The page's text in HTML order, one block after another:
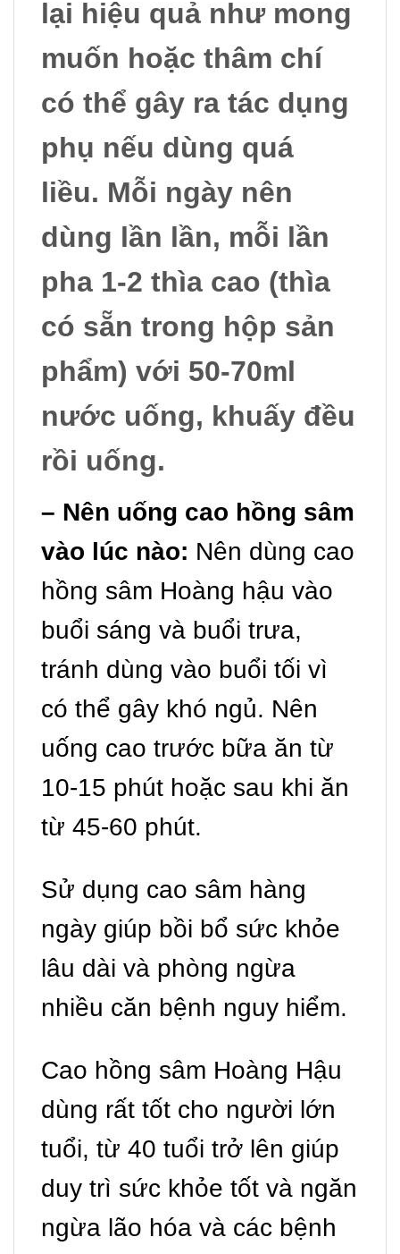
lại hiệu quả như mong
muốn hoặc thâm chí
có thể gây ra tác dụng
phụ nếu dùng quá
liều. Mỗi ngày nên
dùng lần lần, mỗi lần
pha 1-2 thìa cao (thìa
có sẵn trong hộp sản
phẩm) với 50-70ml
nước uống, khuấy đều
rồi uống.
– Nên uống cao hồng sâm
vào lúc nào: Nên dùng cao
hồng sâm Hoàng hậu vào
buổi sáng và buổi trưa,
tránh dùng vào buổi tối vì
có thể gây khó ngủ. Nên
uống cao trước bữa ăn từ
10-15 phút hoặc sau khi ăn
từ 45-60 phút.
Sử dụng cao sâm hàng
ngày giúp bồi bổ sức khỏe
lâu dài và phòng ngừa
nhiều căn bệnh nguy hiểm.
Cao hồng sâm Hoàng Hậu
dùng rất tốt cho người lớn
tuổi, từ 40 tuổi trở lên giúp
duy trì sức khỏe tốt và ngăn
ngừa lão hóa và các bệnh